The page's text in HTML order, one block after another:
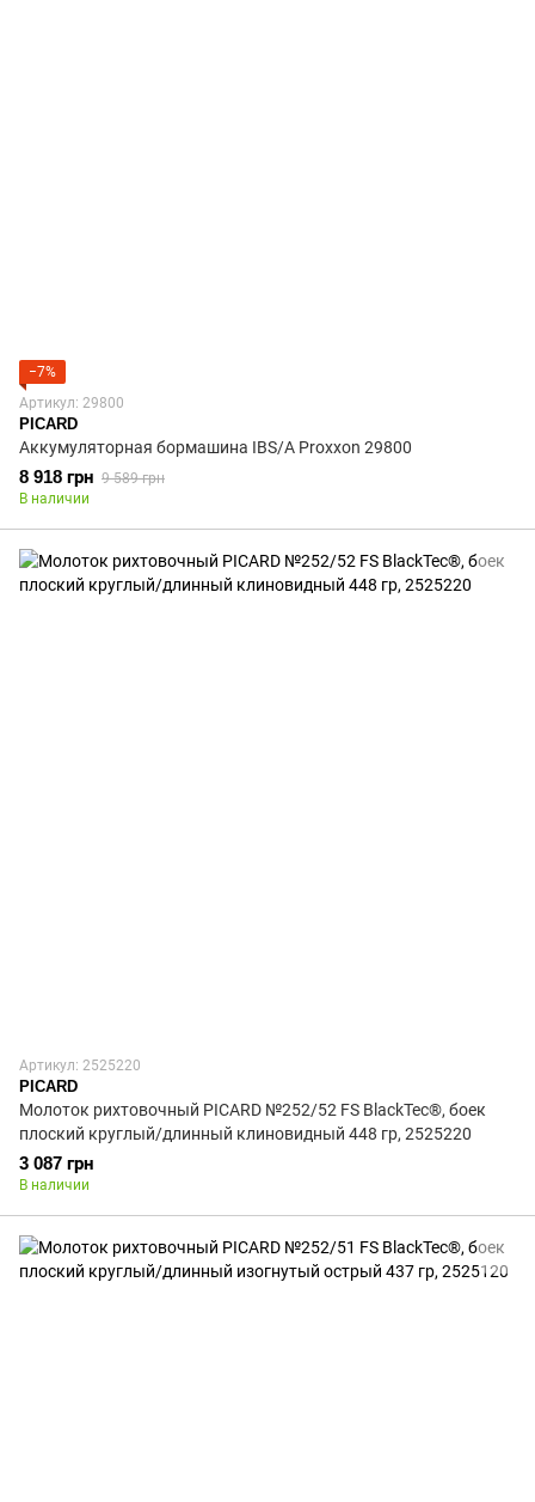
−7%
Артикул: 29800
PICARD
Аккумуляторная бормашина IBS/A Proxxon 29800
8 918 грн 9 589 грн
В наличии
Артикул: 2525220
PICARD
Молоток рихтовочный PICARD №252/52 FS BlackTec®, боек
плоский круглый/длинный клиновидный 448 гр, 2525220
3 087 грн
В наличии